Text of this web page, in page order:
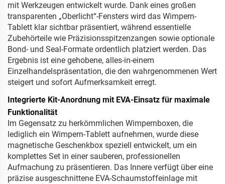
mit Werkzeugen entwickelt wurde. Dank eines großen
transparenten „Oberlicht“-Fensters wird das Wimpern-
Tablett klar sichtbar präsentiert, während essentielle
Zubehörteile wie Präzisionsspitzenzangen sowie optionale
Bond- und Seal-Formate ordentlich platziert werden. Das
Ergebnis ist eine gehobene, alles-in-einem
Einzelhandelspräsentation, die den wahrgenommenen Wert
steigert und sofort Aufmerksamkeit erregt.
Integrierte Kit-Anordnung mit EVA-Einsatz für maximale
Funktionalität
Im Gegensatz zu herkömmlichen Wimpernboxen, die
lediglich ein Wimpern-Tablett aufnehmen, wurde diese
magnetische Geschenkbox speziell entwickelt, um ein
komplettes Set in einer sauberen, professionellen
Aufmachung zu präsentieren. Das Innere verfügt über eine
präzise ausgeschnittene EVA-Schaumstoffeinlage mit